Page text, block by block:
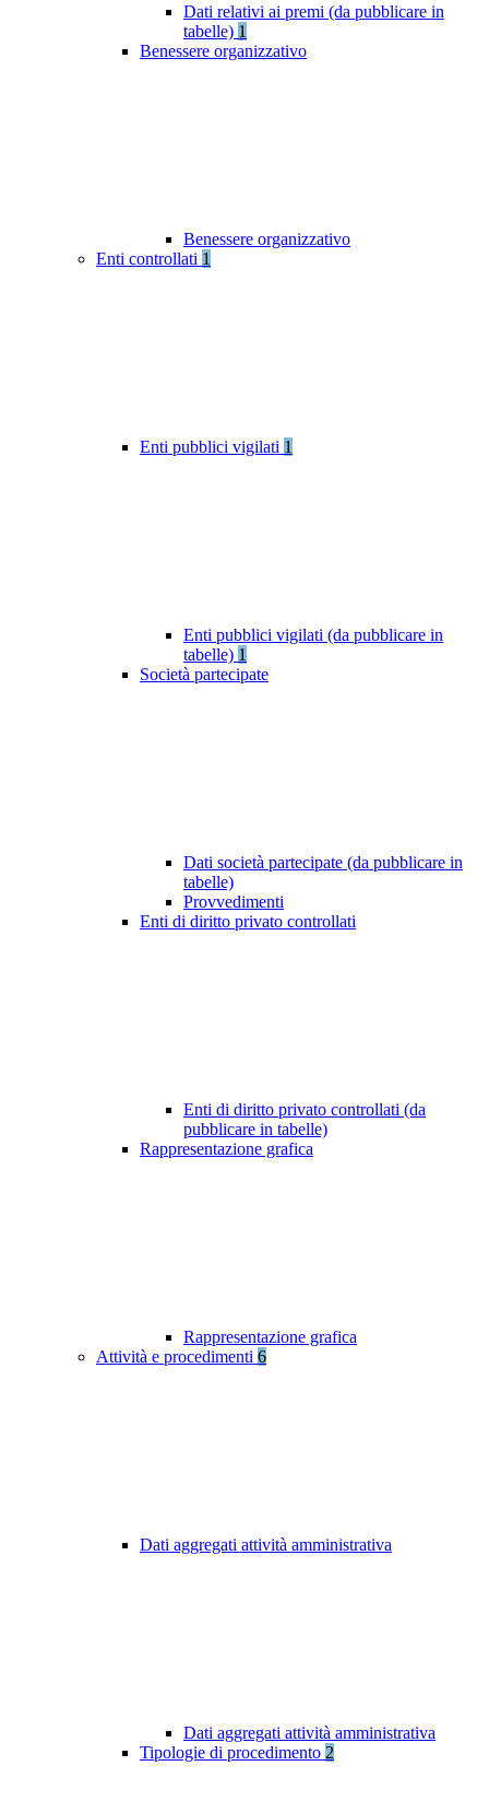
Dati relativi ai premi (da pubblicare in
tabelle) 1
Benessere organizzativo
Benessere organizzativo
Enti controllati 1
Enti pubblici vigilati 1
Enti pubblici vigilati (da pubblicare in
tabelle) 1
Società partecipate
Dati società partecipate (da pubblicare in
tabelle)
Provvedimenti
Enti di diritto privato controllati
Enti di diritto privato controllati (da
pubblicare in tabelle)
Rappresentazione grafica
Rappresentazione grafica
Attività e procedimenti 6
Dati aggregati attività amministrativa
Dati aggregati attività amministrativa
Tipologie di procedimento 2